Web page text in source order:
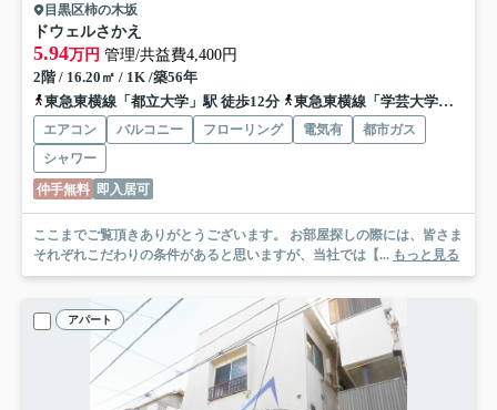
目黒区柿の木坂
ドウェルさかえ
5.94万円 管理/共益費4,400円
2階 / 16.20㎡ / 1K /築56年
東急東横線「都立大学」駅 徒歩12分
東急東横線「学芸大学」駅 徒歩16分
エアコン バルコニー フローリング 電気有
都市ガス
シャワー
仲手無料 即入居可
ここまでご覧頂きありがとうございます。 お部屋探しの際には、皆さま
それぞれこだわりの条件があると思いますが、当社では【... もっと見る
アパート